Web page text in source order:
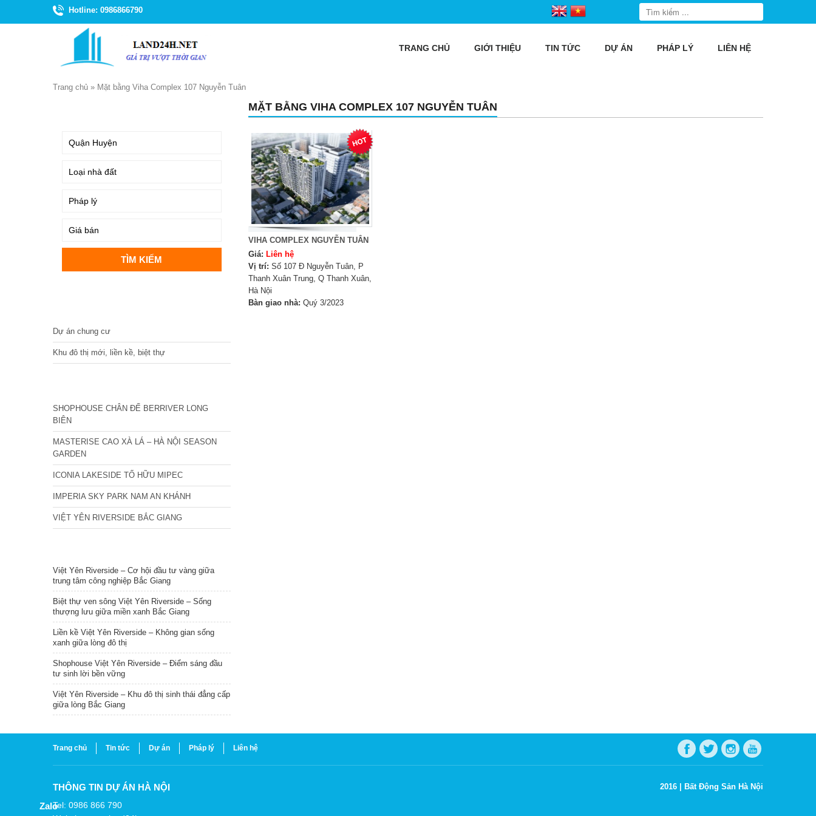
Hotline: 0986866790
TRANG CHỦ GIỚI THIỆU TIN TỨC DỰ ÁN PHÁP LÝ LIÊN HỆ
Trang chủ » Mặt bằng Viha Complex 107 Nguyễn Tuân
MẶT BẰNG VIHA COMPLEX 107 NGUYỄN TUÂN
VIHA COMPLEX NGUYỄN TUÂN
Giá: Liên hệ
Vị trí: Số 107 Đ Nguyễn Tuân, P
Thanh Xuân Trung, Q Thanh Xuân,
Hà Nội
Bàn giao nhà: Quý 3/2023
Dự án chung cư
Khu đô thị mới, liền kề, biệt thự
SHOPHOUSE CHÂN ĐẾ BERRIVER LONG
BIÊN
MASTERISE CAO XÀ LÁ – HÀ NỘI SEASON
GARDEN
ICONIA LAKESIDE TỐ HỮU MIPEC
IMPERIA SKY PARK NAM AN KHÁNH
VIỆT YÊN RIVERSIDE BẮC GIANG
Việt Yên Riverside – Cơ hội đầu tư vàng giữa
trung tâm công nghiệp Bắc Giang
Biệt thự ven sông Việt Yên Riverside – Sống
thượng lưu giữa miền xanh Bắc Giang
Liền kề Việt Yên Riverside – Không gian sống
xanh giữa lòng đô thị
Shophouse Việt Yên Riverside – Điểm sáng đầu
tư sinh lời bền vững
Việt Yên Riverside – Khu đô thị sinh thái đẳng cấp
giữa lòng Bắc Giang
Trang chủ Tin tức Dự án Pháp lý Liên hệ
THÔNG TIN DỰ ÁN HÀ NỘI
Tel: 0986 866 790
2016 | Bất Động Sản Hà Nội
Zalo